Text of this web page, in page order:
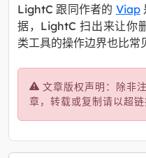
LightC 跟同作者的 Viap
据，LightC 扫出来让你
类工具的操作边界也比常
文章版权声明：除非
章，转载或复制请以超链